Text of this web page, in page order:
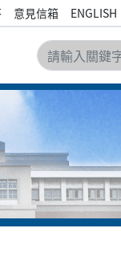
意見信箱 ENGLISH